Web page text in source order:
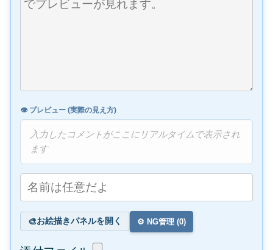
👁️ プレビュー (実際の見え方)
入力したコメントがここにリアルタイムで表示され
ます
🎨お絵描きパネルを開く ⚙️ NG管理 (0)